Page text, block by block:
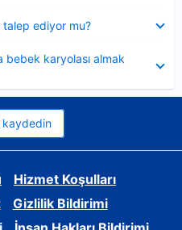
ediyor mu?
karyolası almak
kaydedin
Hizmet Koşulları
Gizlilik Bildirimi